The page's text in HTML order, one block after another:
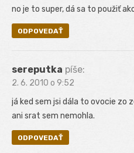
no je to super, dá sa to použiť
ODPOVEDAŤ
sereputka píše:
2. 6. 2010 o 9:52
já ked sem jsi dála to ovocie zo
ani srat sem nemohla.
ODPOVEDAŤ